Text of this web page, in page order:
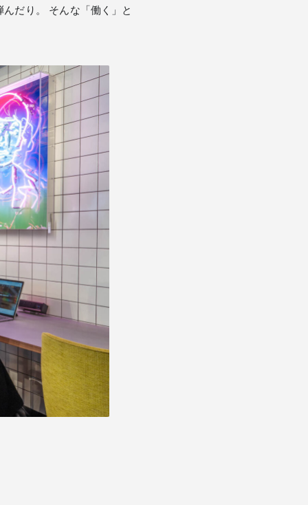
だり。 そんな「働く」と